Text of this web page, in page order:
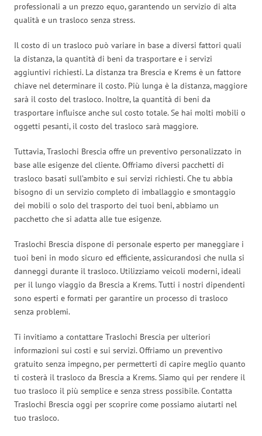
professionali a un prezzo equo, garantendo un servizio di alta
qualità e un trasloco senza stress.
Il costo di un trasloco può variare in base a diversi fattori quali
la distanza, la quantità di beni da trasportare e i servizi
aggiuntivi richiesti. La distanza tra Brescia e Krems è un fattore
chiave nel determinare il costo. Più lunga è la distanza, maggiore
sarà il costo del trasloco. Inoltre, la quantità di beni da
trasportare influisce anche sul costo totale. Se hai molti mobili o
oggetti pesanti, il costo del trasloco sarà maggiore.
Tuttavia, Traslochi Brescia offre un preventivo personalizzato in
base alle esigenze del cliente. Offriamo diversi pacchetti di
trasloco basati sull’ambito e sui servizi richiesti. Che tu abbia
bisogno di un servizio completo di imballaggio e smontaggio
dei mobili o solo del trasporto dei tuoi beni, abbiamo un
pacchetto che si adatta alle tue esigenze.
Traslochi Brescia dispone di personale esperto per maneggiare i
tuoi beni in modo sicuro ed efficiente, assicurandosi che nulla si
danneggi durante il trasloco. Utilizziamo veicoli moderni, ideali
per il lungo viaggio da Brescia a Krems. Tutti i nostri dipendenti
sono esperti e formati per garantire un processo di trasloco
senza problemi.
Ti invitiamo a contattare Traslochi Brescia per ulteriori
informazioni sui costi e sui servizi. Offriamo un preventivo
gratuito senza impegno, per permetterti di capire meglio quanto
ti costerà il trasloco da Brescia a Krems. Siamo qui per rendere il
tuo trasloco il più semplice e senza stress possibile. Contatta
Traslochi Brescia oggi per scoprire come possiamo aiutarti nel
tuo trasloco.